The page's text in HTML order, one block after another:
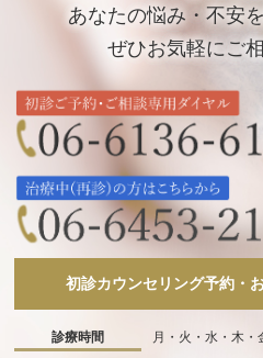
あなたの悩み・不安
ぜひお気軽にご
初診カウンセリング予約・
診療時間 月・火・水・木